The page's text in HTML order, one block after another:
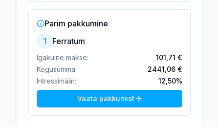
Parim pakkumine
1
Ferratum
Igakuine makse:
101,71 €
Kogusumma:
2441,06 €
Intressimäär:
12,50%
Vaata pakkumist